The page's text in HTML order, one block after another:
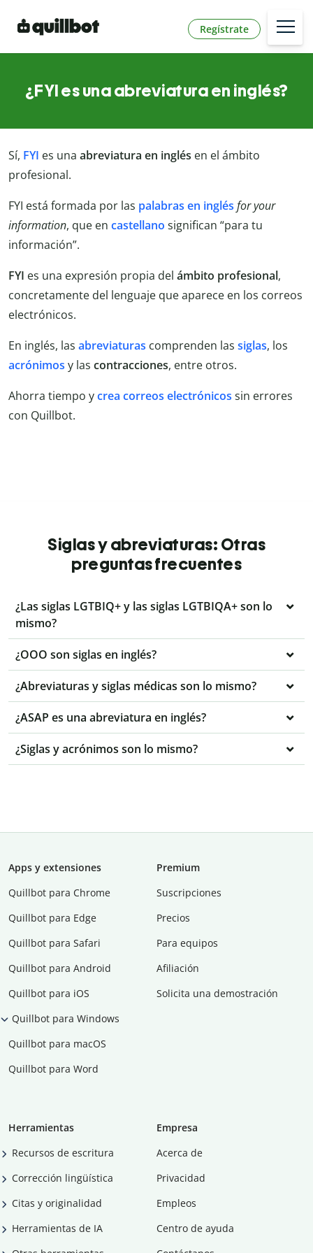
Regístrate
¿FYI es una abreviatura en inglés?
Sí, FYI es una abreviatura en inglés en el ámbito
profesional.
FYI está formada por las palabras en inglés for your
information, que en castellano significan “para tu
información”.
FYI es una expresión propia del ámbito profesional,
concretamente del lenguaje que aparece en los correos
electrónicos.
En inglés, las abreviaturas comprenden las siglas, los
acrónimos y las contracciones, entre otros.
Ahorra tiempo ycrea correos electrónicos sin errores
con Quillbot.
Siglas y abreviaturas: Otras
preguntas frecuentes
¿Las siglas LGTBIQ+ y las siglas LGTBIQA+ son lo
mismo?
¿OOO son siglas en inglés?
¿Abreviaturas y siglas médicas son lo mismo?
¿ASAP es una abreviatura en inglés?
¿Siglas y acrónimos son lo mismo?
Apps y extensiones
Quillbot para Chrome
Quillbot para Edge
Quillbot para Safari
Quillbot para Android
Quillbot para iOS
Quillbot para Windows
Quillbot para macOS
Quillbot para Word
Premium
Suscripciones
Precios
Para equipos
Afiliación
Solicita una demostración
Herramientas
Recursos de escritura
Corrección lingüística
Citas y originalidad
Herramientas de IA
Empresa
Acerca de
Privacidad
Empleos
Centro de ayuda